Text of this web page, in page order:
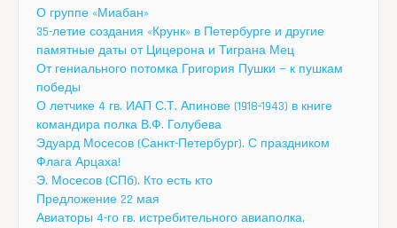
О группе «Миабан»
35-летие создания «Крунк» в Петербурге и другие
памятные даты от Цицерона и Тиграна Мец
От гениального потомка Григория Пушки — к пушкам
победы
О летчике 4 гв. ИАП С.Т. Апинове (1918-1943) в книге
командира полка В.Ф. Голубева
Эдуард Мосесов (Санкт-Петербург). С праздником
Флага Арцаха!
Э. Мосесов (СПб). Кто есть кто
Предложение 22 мая
Авиаторы 4-го гв. истребительного авиаполка,